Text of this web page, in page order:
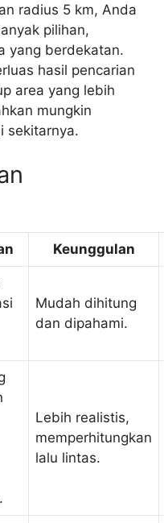
radius 5 km, Anda
pilihan,
yang berdekatan.
hasil pencarian
area yang lebih
mungkin
sekitarnya.
Keunggulan
Mudah dihitung
dan dipahami.
Lebih realistis,
memperhitungkan
lalu lintas.